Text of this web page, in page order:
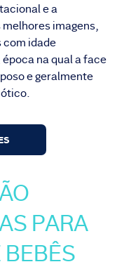
e a
imagens,
idade
na qual a face
e geralmente
PARA
BEBÊS